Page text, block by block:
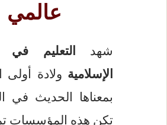
عالمي
شهدالتعليم في
الإسلاميةولادة أولى
بمعناها الحديث في
تكن هذه المؤسسات تمنح